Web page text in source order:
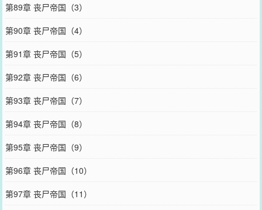
第89章 丧尸帝国（3）
第90章 丧尸帝国（4）
第91章 丧尸帝国（5）
第92章 丧尸帝国（6）
第93章 丧尸帝国（7）
第94章 丧尸帝国（8）
第95章 丧尸帝国（9）
第96章 丧尸帝国（10）
第97章 丧尸帝国（11）